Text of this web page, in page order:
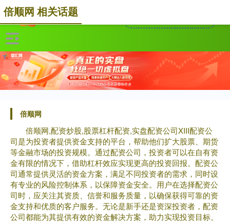
倍顺网
倍顺网,配资炒股,股票杠杆配资,实盘配资公司XIII‌配资公
司是为投资者提供资金支持的平台，帮助他们扩大股票、期货
等金融市场的投资规模。通过配资公司，投资者可以在自有资
金有限的情况下，借助杠杆效应实现更高的投资回报。配资公
司通常提供灵活的资金方案，满足不同投资者的需求，同时设
有专业的风险控制体系，以保障资金安全。用户在选择配资公
司时，应关注其资质、信誉和服务质量，以确保获得可靠的资
金支持和优质的客户服务。无论是新手还是资深投资者，配资
公司都能为其提供有效的资金解决方案，助力实现投资目标。
倍顺网 相关话题